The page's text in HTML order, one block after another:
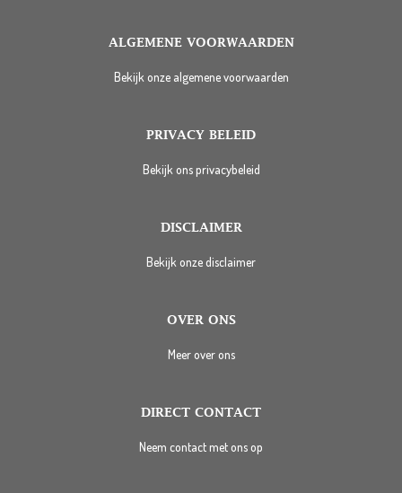
ALGEMENE VOORWAARDEN
Bekijk onze algemene voorwaarden
PRIVACY BELEID
Bekijk ons privacybeleid
DISCLAIMER
Bekijk onze disclaimer
OVER ONS
Meer over ons
DIRECT CONTACT
Neem contact met ons op